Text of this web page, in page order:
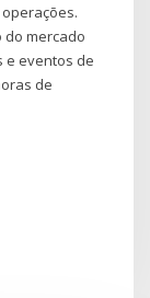
do mercado
e eventos de
de